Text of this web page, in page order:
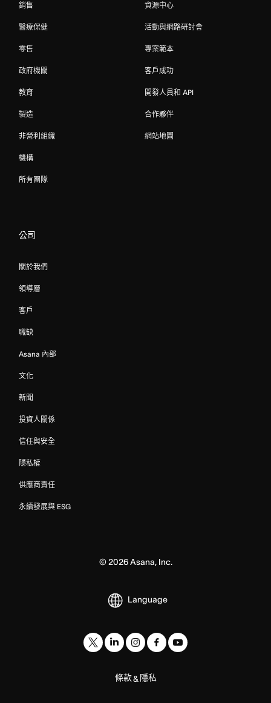
銷售
醫療保健
零售
政府機關
教育
製造
非營利組織
機構
所有團隊
資源中心
活動與網路研討會
專案範本
客戶成功
開發人員和 API
合作夥伴
網站地圖
公司
關於我們
領導層
客戶
職缺
Asana 內部
文化
新聞
投資人關係
信任與安全
隱私權
供應商責任
永續發展與 ESG
© 2026Asana, Inc.
Language
條款& 隱私